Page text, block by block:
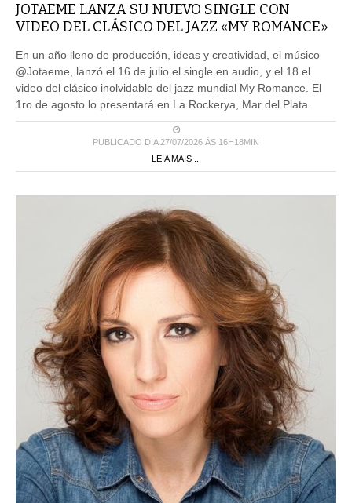
JOTAEME LANZA SU NUEVO SINGLE CON
VIDEO DEL CLÁSICO DEL JAZZ «MY ROMANCE»
En un año lleno de producción, ideas y creatividad, el músico
@Jotaeme, lanzó el 16 de julio el single en audio, y el 18 el
video del clásico inolvidable del jazz mundial My Romance. El
1ro de agosto lo presentará en La Rockerya, Mar del Plata.
PUBLICADO DIA 27/07/2026 ÀS 16H18MIN
LEIA MAIS ...